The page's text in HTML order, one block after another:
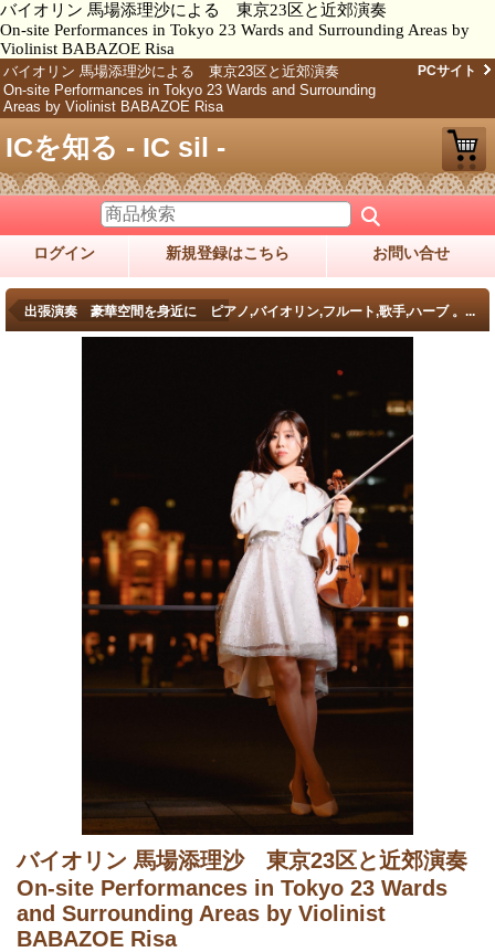
バイオリン 馬場添理沙による 東京23区と近郊演奏
On-site Performances in Tokyo 23 Wards and Surrounding Areas by
Violinist BABAZOE Risa
バイオリン 馬場添理沙による 東京23区と近郊演奏
On-site Performances in Tokyo 23 Wards and Surrounding
Areas by Violinist BABAZOE Risa
PCサイト
ICを知る - IC sil -
ログイン 新規登録はこちら お問い合せ
商品詳細
出張演奏 豪華空間を身近に ピアノ,バイオリン,フルート,歌手,ハーブ 。...
バイオリン 馬場添理沙 東京23区と近郊演奏
On-site Performances in Tokyo 23 Wards
and Surrounding Areas by Violinist
BABAZOE Risa